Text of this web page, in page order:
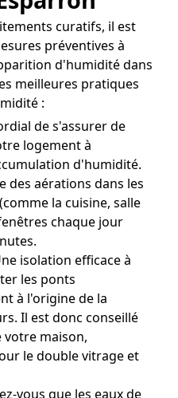
curatifs, il est
préventives à
d'humidité dans
meilleures pratiques
:
de s'assurer de
logement à
d'humidité.
des aérations dans les
la cuisine, salle
chaque jour
isolation efficace à
les ponts
à l'origine de la
Il est donc conseillé
maison,
le double vitrage et
vous que les eaux de